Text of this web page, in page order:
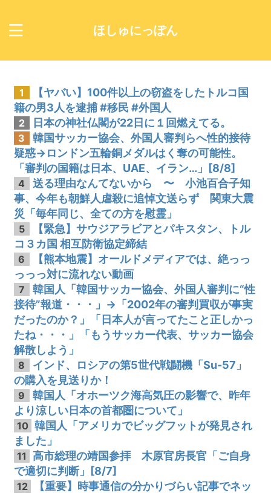
ほしゅにっぽん
1
【ヤバい】100件以上の窃盗をしたトルコ国
籍の男3人を逮捕 #移民 #外国人
2 日本の神社仏閣が22日に１回燃えてる。
3
韓国サッカー協会、外国人審判らへ性的接待
疑惑→ロンドン五輪銅メダルはく奪の可能性。
「審判の国籍は日本、UAE、イラン…」[8/8]
4
送る理由なんてないから 〜 小池百合子知
事、今年も朝鮮人虐殺に追悼文送らず 関東大震
災「毎年同じ、全ての方を慰霊」
5
【緊急】サウジアラビアとパキスタン、トル
コ３カ国 相互防衛協定締結
6
【熊本地震】オールドメディアでは、絶っっ
っっっ対に流れない動画
7
韓国人「韓国サッカー協会、外国人審判に“性
接待”報道・・・」→「2002年の審判買収が事実
だったのか？」「日本人が言ってたこと正しかっ
たね・・・」「もうサッカー代表、サッカー協会
解散しよう」
8
インド、ロシアの第5世代戦闘機「Su-57」
の購入を見送りか！
9
韓国人「オホーツク海高気圧の影響で、昨年
より涼しい日本の首都圏について」
10 韓国人「アメリカでビッグフットが発見され
ました」
11
高市総理の靖国参拝 木原官房長官「ご自身
で適切に判断」[8/7]
12
【重要】時事通信の分かりづらい記事でネッ